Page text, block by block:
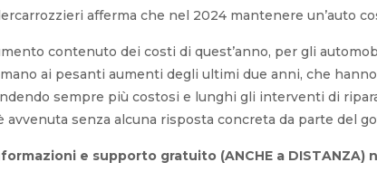
afferma che nel 2024 mantenere un’auto
contenuto dei costi di quest’anno, per gli
ai pesanti aumenti degli ultimi due anni, che
sempre più costosi e lunghi gli interventi di
avvenuta senza alcuna risposta concreta da parte del
e supporto gratuito (ANCHE a